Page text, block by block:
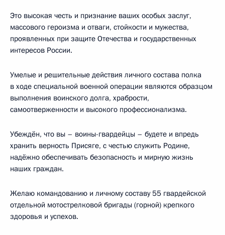
Это высокая честь и признание ваших особых заслуг,
массового героизма и отваги, стойкости и мужества,
проявленных при защите Отечества и государственных
интересов России.
Умелые и решительные действия личного состава полка
в ходе специальной военной операции являются образцом
выполнения воинского долга, храбрости,
самоотверженности и высокого профессионализма.
Убеждён, что вы – воины-гвардейцы – будете и впредь
хранить верность Присяге, с честью служить Родине,
надёжно обеспечивать безопасность и мирную жизнь
наших граждан.
Желаю командованию и личному составу 55 гвардейской
отдельной мотострелковой бригады (горной) крепкого
здоровья и успехов.